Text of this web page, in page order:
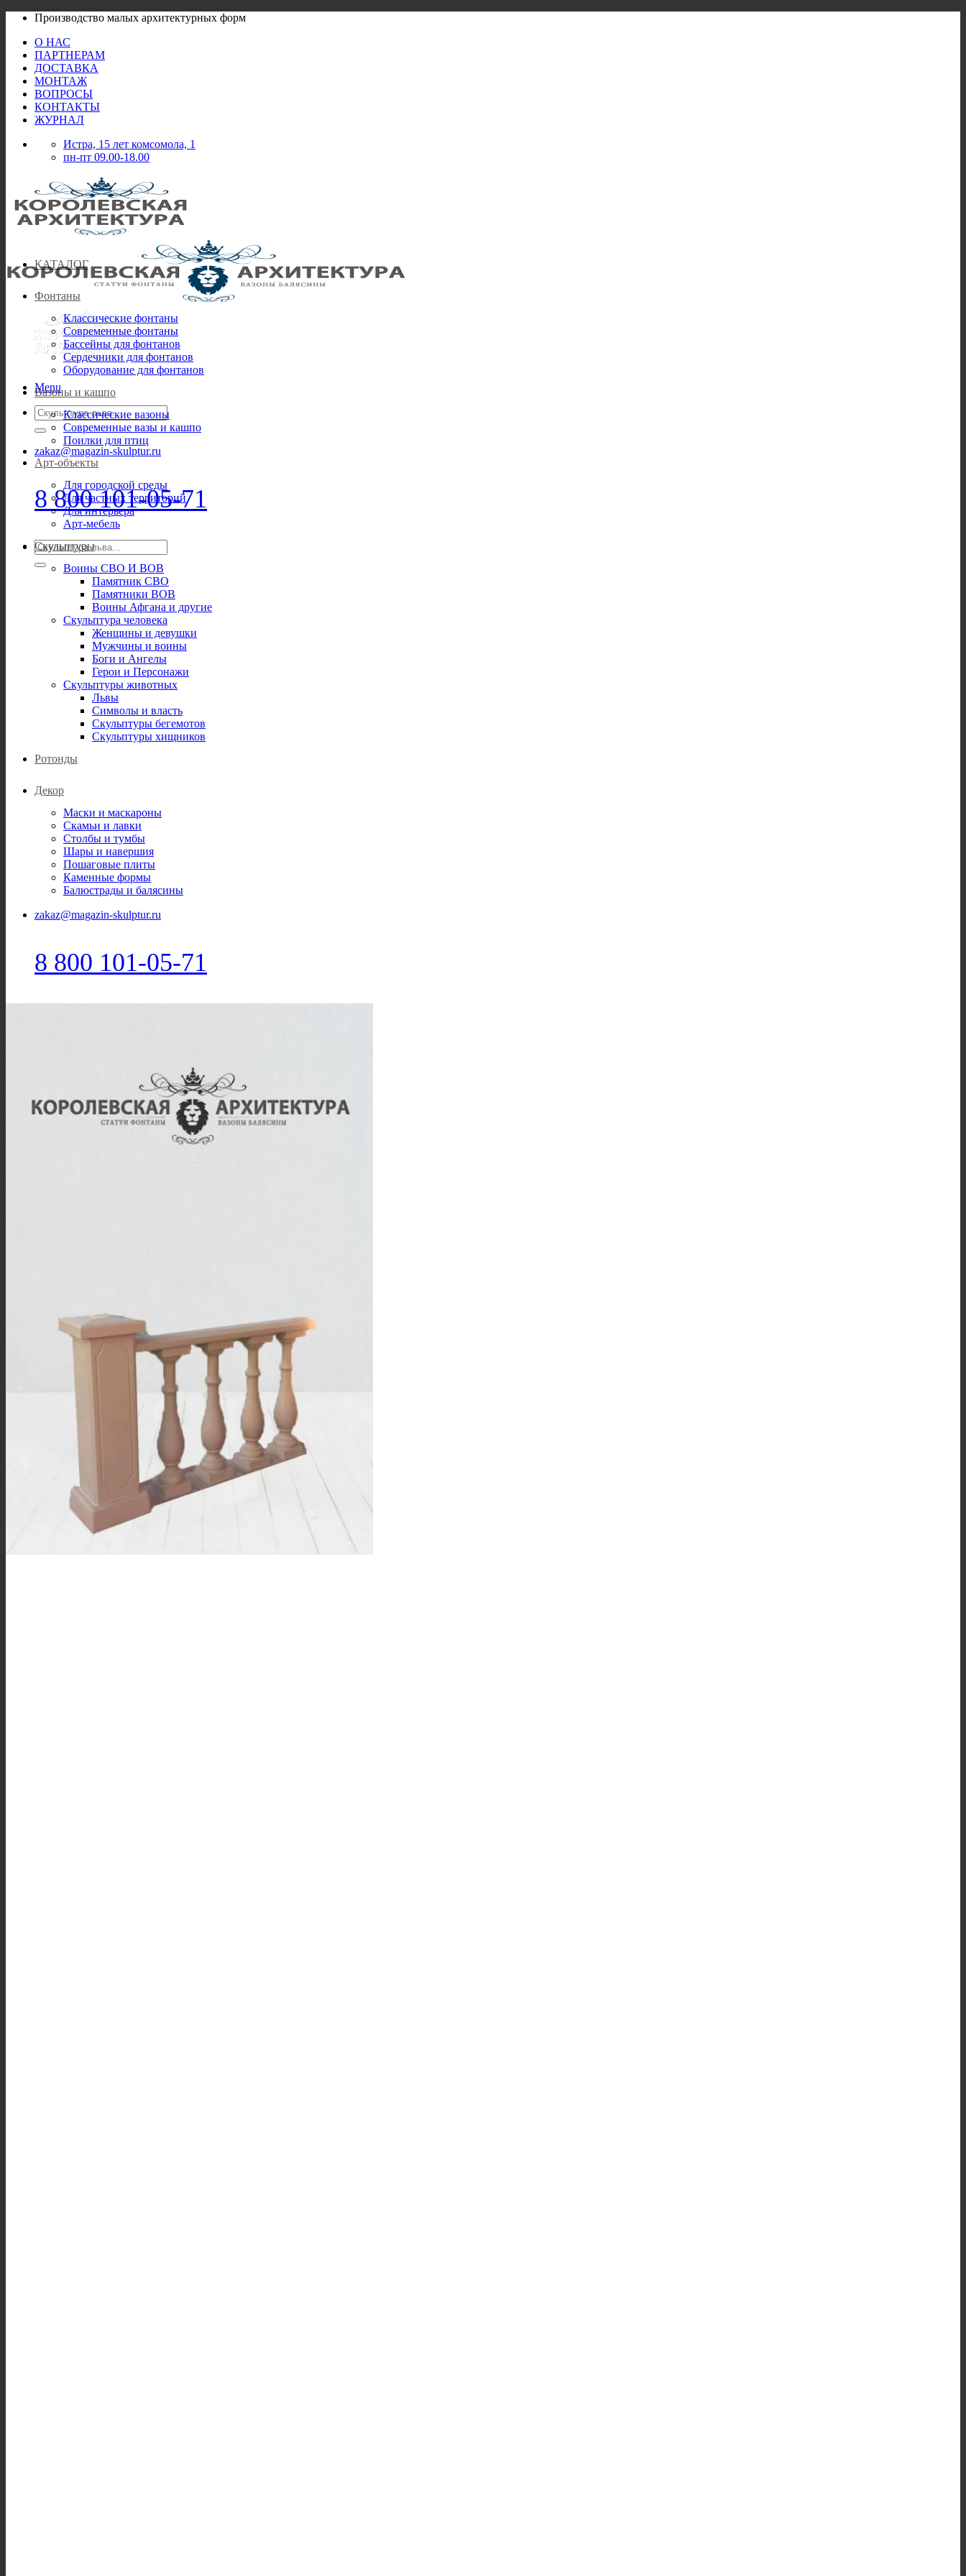
Skip
content
Производство малых архитектурных форм
О НАС
ПАРТНЕРАМ
ДОСТАВКА
МОНТАЖ
ВОПРОСЫ
КОНТАКТЫ
ЖУРНАЛ
Истра, 15 лет комсомола, 1
пн-пт 09.00-18.00
Menu
Искать:
zakaz@magazin-skulptur.ru
8 800 101-05-71
Искать:
КАТАЛОГ
Фонтаны
Классические фонтаны
Современные фонтаны
Бассейны для фонтанов
Сердечники для фонтанов
Оборудование для фонтанов
Вазоны и кашпо
Классические вазоны
Современные вазы и кашпо
Поилки для птиц
Арт-объекты
Для городской среды
Для частных территорий
Для интерьера
Арт-мебель
Скульптуры
Воины СВО И ВОВ
Памятник СВО
Памятники ВОВ
Воины Афгана и другие
Скульптура человека
Женщины и девушки
Мужчины и воины
Боги и Ангелы
Герои и Персонажи
Скульптуры животных
Львы
Символы и власть
Скульптуры бегемотов
Скульптуры хищников
Ротонды
Декор
Маски и маскароны
Скамьи и лавки
Столбы и тумбы
Шары и навершия
Пошаговые плиты
Каменные формы
Балюстрады и балясины
zakaz@magazin-skulptur.ru
8 800 101-05-71